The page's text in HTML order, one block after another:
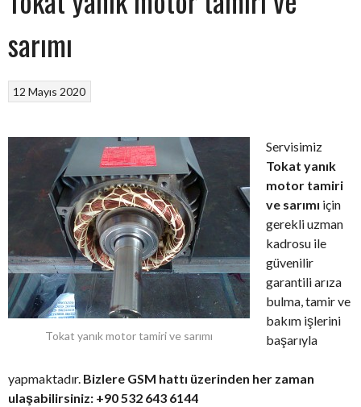
sarımı
12 Mayıs 2020
Tokat yanık motor tamiri ve sarımı
Servisimiz
Tokat yanık
motor tamiri
ve sarımı için
gerekli uzman
kadrosu ile
güvenilir
garantili arıza
bulma, tamir ve
bakım işlerini
başarıyla
yapmaktadır. Bizlere GSM hattı üzerinden her zaman
ulaşabilirsiniz: +90 532 643 6144